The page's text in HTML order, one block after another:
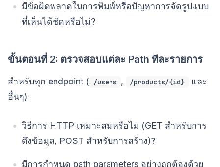
มีข้อผิดพลาดในการพิมพ์หรือปัญหาการจัดรูปแบบ
ที่เห็นได้ชัดหรือไม่?
ขั้นตอนที่ 2: ตรวจสอบแต่ละ Path ทีละรายการ
สำหรับทุก endpoint ( /users , /products/{id}
และ
อื่นๆ):
วิธีการ HTTP เหมาะสมหรือไม่ (GET สำหรับการ
ดึงข้อมูล, POST สำหรับการสร้าง)?
มีการกำหนด path parameters อย่างถูกต้องด้วย